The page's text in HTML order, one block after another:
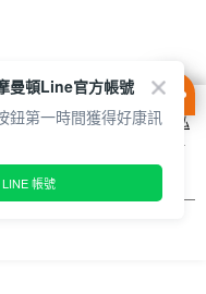
方式之詳情，及若您不希
設定，請參閱本網站「
隱私
示您同意本公司得按本網站使
曼頓Line官方帳號
鈕第一時間獲得好康訊
帳號